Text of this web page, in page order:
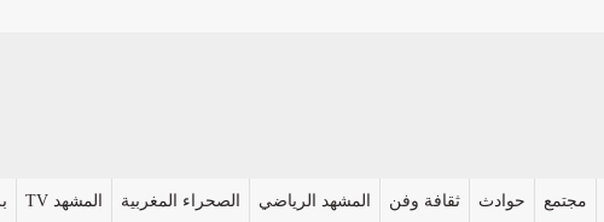
مجتمع حوادث ثقافة وفن المشهد الرياضي الصحراء المغربية المشهد TV